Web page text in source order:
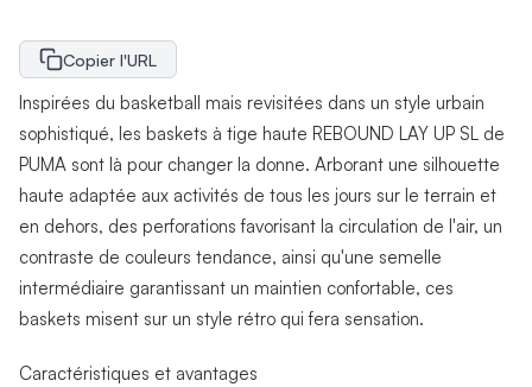
Copier l'URL
Inspirées du basketball mais revisitées dans un style urbain
sophistiqué, les baskets à tige haute REBOUND LAY UP SL de
PUMA sont là pour changer la donne. Arborant une silhouette
haute adaptée aux activités de tous les jours sur le terrain et
en dehors, des perforations favorisant la circulation de l'air, un
contraste de couleurs tendance, ainsi qu'une semelle
intermédiaire garantissant un maintien confortable, ces
baskets misent sur un style rétro qui fera sensation.
Caractéristiques et avantages